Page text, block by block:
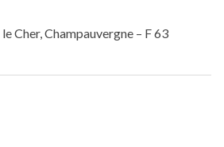
Cher, Champauvergne – F 63